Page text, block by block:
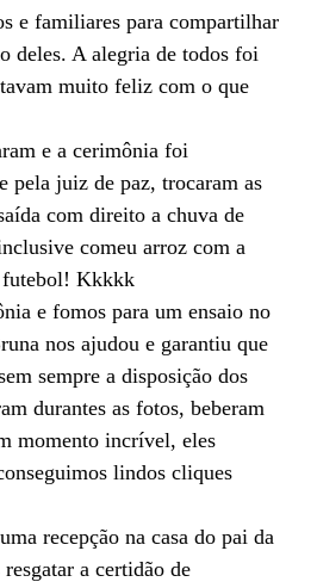
e familiares para compartilhar
deles. A alegria de todos foi
muito feliz com o que
e a cerimônia foi
pela juiz de paz, trocaram as
com direito a chuva de
comeu arroz com a
futebol! Kkkkk
e fomos para um ensaio no
nos ajudou e garantiu que
sempre a disposição dos
durantes as fotos, beberam
momento incrível, eles
lindos cliques
recepção na casa do pai da
a certidão de